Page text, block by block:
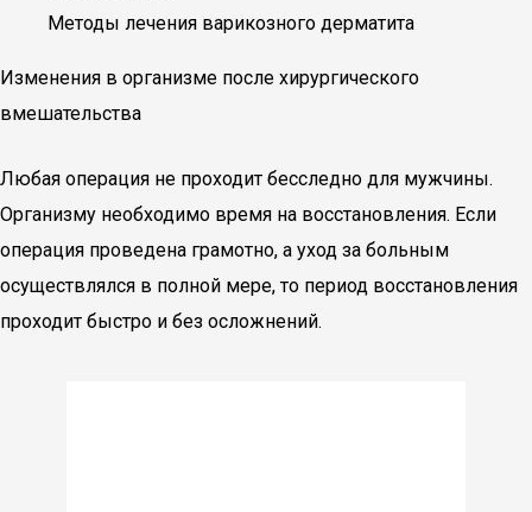
Методы лечения варикозного дерматита
Изменения в организме после хирургического
вмешательства
Любая операция не проходит бесследно для мужчины.
Организму необходимо время на восстановления. Если
операция проведена грамотно, а уход за больным
осуществлялся в полной мере, то период восстановления
проходит быстро и без осложнений.